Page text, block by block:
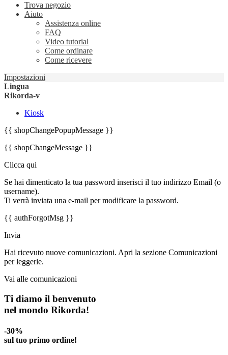
Trova negozio
Aiuto
Assistenza online
FAQ
Video tutorial
Come ordinare
Come ricevere
Impostazioni
Lingua
Rikorda-v
Kiosk
{{ shopChangePopupMessage }}
{{ shopChangeMessage }}
Clicca qui
Se hai dimenticato la tua password inserisci il tuo indirizzo Email (o
username).
Ti verrà inviata una e-mail per modificare la password.
{{ authForgotMsg }}
Invia
Hai ricevuto nuove comunicazioni. Apri la sezione Comunicazioni
per leggerle.
Vai alle comunicazioni
Ti diamo il benvenuto
nel mondo Rikorda!
-30%
sul tuo primo ordine!